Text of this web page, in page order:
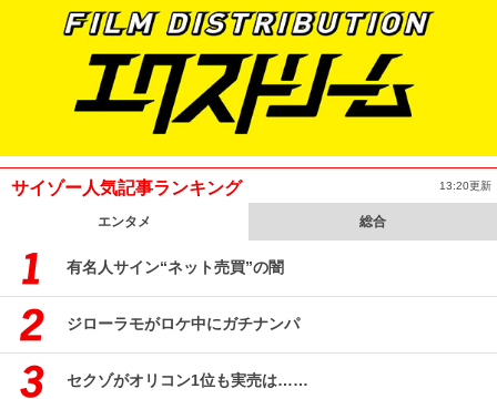
サイゾー人気記事ランキング 13:20更新
エンタメ 総合
有名人サイン“ネット売買”の闇
ジローラモがロケ中にガチナンパ
セクゾがオリコン1位も実売は……